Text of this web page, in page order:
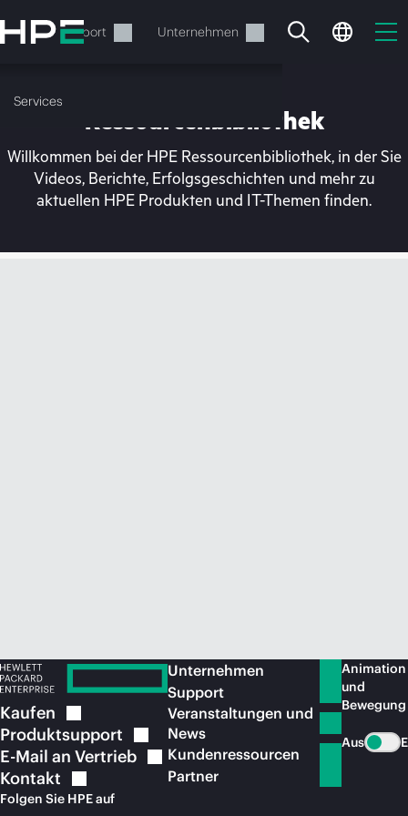
Hauptinhalt
wechseln
Support Unternehmen
Services
Ihr Warenkorb ist aktuell
Ressourcenbibliothek
Willkommen bei der HPE Ressourcenbibliothek, in der Sie
Videos, Berichte, Erfolgsgeschichten und mehr zu
aktuellen HPE Produkten und IT-Themen finden.
Kaufen
Produktsupport
E-Mail an Vertrieb
Kontakt
Folgen Sie HPE auf
Unternehmen
Support
Veranstaltungen und
News
Kundenressourcen
Partner
Animation
und
Bewegung
Aus